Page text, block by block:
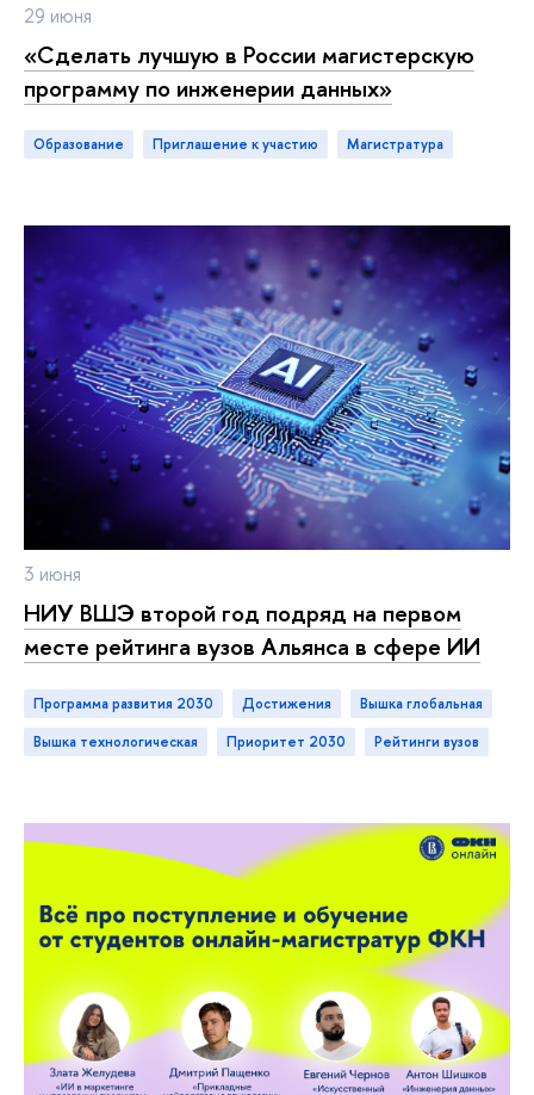
29 июня
«Сделать лучшую в России магистерскую
программу по инженерии данных»
Образование приглашение к участию магистратура
3 июня
НИУ ВШЭ второй год подряд на первом
месте рейтинга вузов Альянса в сфере ИИ
Программа развития 2030 достижения
ышка глобальная
ышка технологическая
Приоритет 2030 рейтинги вузо